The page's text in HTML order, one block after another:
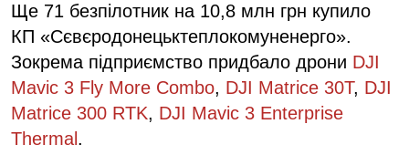
Ще 71 безпілотник на 10,8 млн грн купило
КП «Сєвєродонецьктеплокомуненерго».
Зокрема підприємство придбало дрони DJI
Mavic 3 Fly More Combo, DJI Matrice 30T, DJI
Matrice 300 RTK, DJI Mavic 3 Enterprise
Thermal .